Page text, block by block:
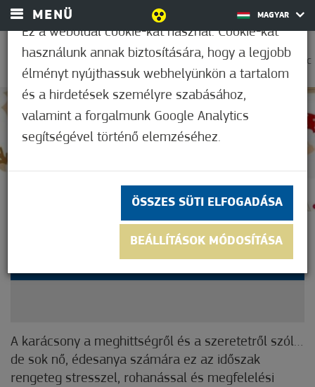
MENÜ MAGYAR
0
31,7°C
Nem értékelt
TUDATOS ÜNNEPI
FINOMSÁGOK!
A karácsony a meghittségről és a szeretetről szól…
de sok nő, édesanya számára ez az időszak
rengeteg stresszel, rohanással és megfelelési
Ez a weboldal cookie-kat használ. Cookie-kat
használunk annak biztosítására, hogy a legjobb
élményt nyújthassuk webhelyünkön a tartalom
és a hirdetések személyre szabásához,
valamint a forgalmunk Google Analytics
segítségével történő elemzéséhez.
ÖSSZES SÜTI ELFOGADÁSA
BEÁLLÍTÁSOK MÓDOSÍTÁSA